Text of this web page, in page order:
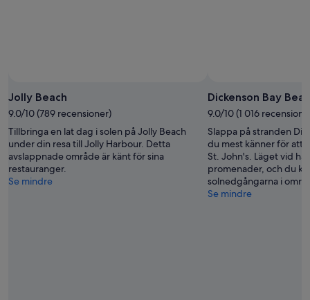
för
fritt
bruk
av
Matt
Anderson
Photography
Jolly Beach
9.0/10 (789 recensioner)
Tillbringa en lat dag i solen på Jolly Beach
under din resa till Jolly Harbour. Detta
avslappnade område är känt för sina
restauranger.
Se mindre
Dickenson Bay
9.0/10 (1 016
Slappa på stranden
du mest känner för att
St. John's. Läget vid
promenader, och du
solnedgångarna i
Se mindre